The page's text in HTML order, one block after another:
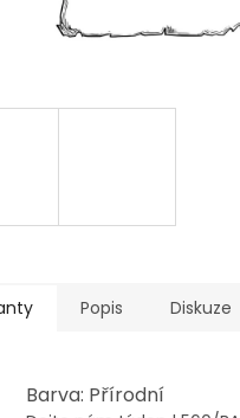
Popis Diskuze
Barva: Přírodní